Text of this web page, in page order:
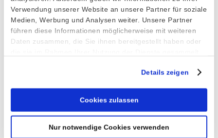
Verwendung unserer Website an unsere Partner für soziale
Medien, Werbung und Analysen weiter. Unsere Partner
führen diese Informationen möglicherweise mit weiteren
Daten zusammen, die Sie ihnen bereitgestellt haben oder
Details zeigen
Cookies zulassen
Nur notwendige Cookies verwenden
Place/Country*
E-Mail*